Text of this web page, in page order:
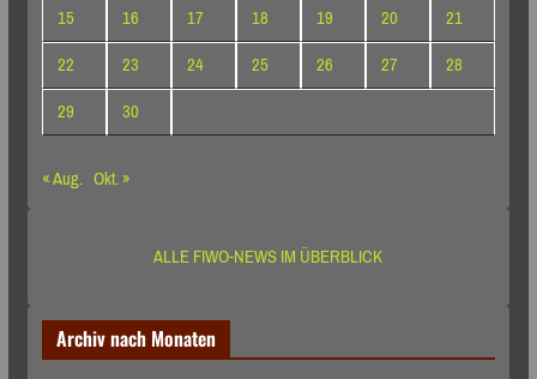
15
16 17 18 19 20
21
22
23 24 25 26 27
28
29
30
« Aug. Okt. »
ALLE FIWO-NEWS IM ÜBERBLICK
Archiv nach Monaten